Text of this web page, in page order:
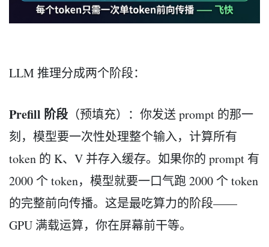
LLM 推理分成两个阶段：
Prefill 阶段（预填充）：你发送 prompt 的那一
刻，模型要一次性处理整个输入，计算所有
token 的 K、V 并存入缓存。如果你的 prompt 有
2000 个 token，模型就要一口气跑 2000 个 token
的完整前向传播。这是最吃算力的阶段——
GPU 满载运算，你在屏幕前干等。